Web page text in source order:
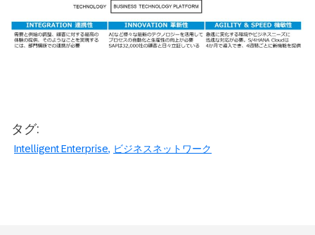
タグ:
Intelligent Enterprise ビジネスネットワーク